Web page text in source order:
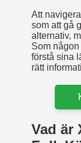
Att
som att gå
alternativ,
Som
förstå sina
rätt
Vad är